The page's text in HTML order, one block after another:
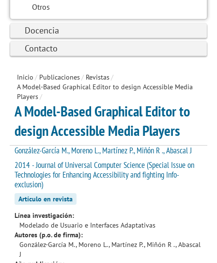
Otros
Docencia
Contacto
Inicio / Publicaciones/ Revistas/
A Model-Based Graphical Editor to design Accessible Media
Players/
A Model-Based Graphical Editor to
design Accessible Media Players
González-García M., Moreno L., Martínez P., Miñón R ., Abascal J
2014 - Journal of Universal Computer Science (Special Issue on
Technologies for Enhancing Accessibility and fighting Info-
exclusion)
Artículo en revista
Línea investigación:
Modelado de Usuario e Interfaces Adaptativas
Autores (p.o. de firma):
González-García M., Moreno L., Martínez P., Miñón R ., Abascal
J